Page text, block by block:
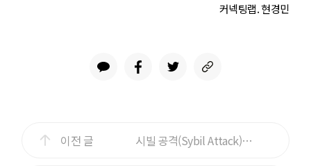
커넥팅랩. 현경민
이전 글 시빌 공격(Sybil Attack)이란 무엇인가?